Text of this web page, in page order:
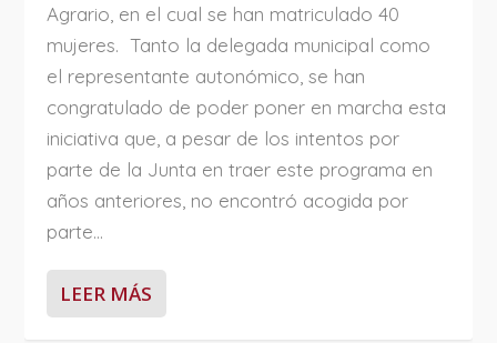
Agrario, en el cual se han matriculado 40
mujeres. Tanto la delegada municipal como
el representante autonómico, se han
congratulado de poder poner en marcha esta
iniciativa que, a pesar de los intentos por
parte de la Junta en traer este programa en
años anteriores, no encontró acogida por
parte...
LEER MÁS